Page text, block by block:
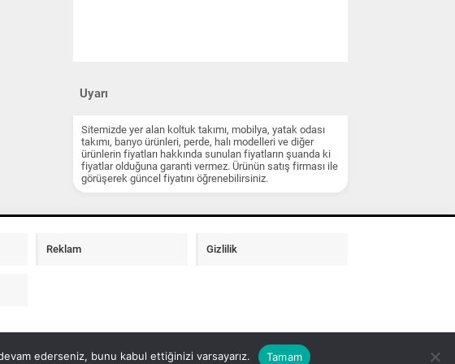
Uyarı
Sitemizde yer alan koltuk takımı, mobilya, yatak odası
takımı, banyo ürünleri, perde, halı modelleri ve diğer
ürünlerin fiyatları hakkında sunulan fiyatların şuanda ki
fiyatlar olduğuna garanti vermez. Ürünün satış firması ile
görüşerek güncel fiyatını öğrenebilirsiniz.
Reklam Gizlilik
ederseniz, bunu kabul ettiğinizi varsayarız. Tamam